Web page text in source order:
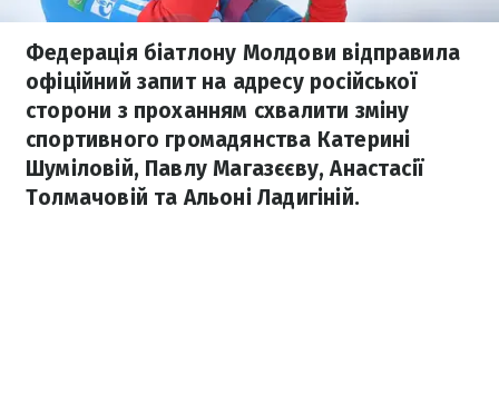
Федерація біатлону Молдови відправила
офіційний запит на адресу російської
сторони з проханням схвалити зміну
спортивного громадянства Катерині
Шуміловій, Павлу Магазєєву, Анастасії
Толмачовій та Альоні Ладигіній.